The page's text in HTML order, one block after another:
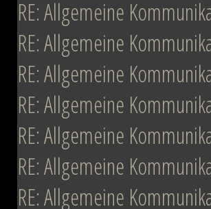
RE: Allgemeine
RE: Allgemeine
RE: Allgemeine
RE: Allgemeine
RE: Allgemeine
RE: Allgemeine
RE: Allgemeine